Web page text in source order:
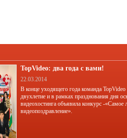
TopVideo: два года с вами!
22.03.2014
В конце уходящего года команда TopVideo
двухлетие и в рамках празднования дня
видеохостинга объявила конкурс -«Самое
видеопоздравление».